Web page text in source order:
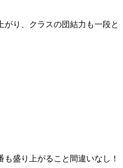
がり、クラスの団結力も一段と
盛り上がること間違いなし！